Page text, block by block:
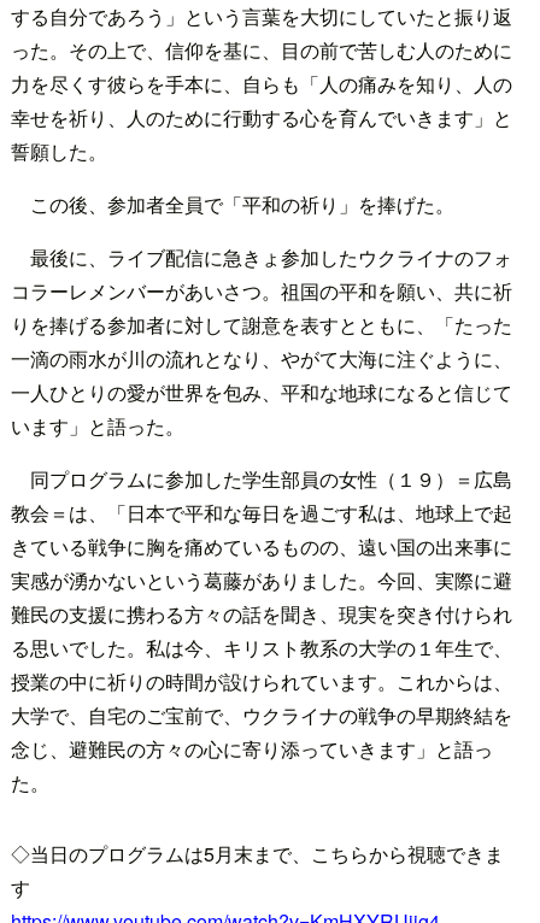
する自分であろう」という言葉を大切にしていたと振り返
った。その上で、信仰を基に、目の前で苦しむ人のために
力を尽くす彼らを手本に、自らも「人の痛みを知り、人の
幸せを祈り、人のために行動する心を育んでいきます」と
誓願した。
この後、参加者全員で「平和の祈り」を捧げた。
最後に、ライブ配信に急きょ参加したウクライナのフォ
コラーレメンバーがあいさつ。祖国の平和を願い、共に祈
りを捧げる参加者に対して謝意を表すとともに、「たった
一滴の雨水が川の流れとなり、やがて大海に注ぐように、
一人ひとりの愛が世界を包み、平和な地球になると信じて
います」と語った。
同プログラムに参加した学生部員の女性（１９）＝広島
教会＝は、「日本で平和な毎日を過ごす私は、地球上で起
きている戦争に胸を痛めているものの、遠い国の出来事に
実感が湧かないという葛藤がありました。今回、実際に避
難民の支援に携わる方々の話を聞き、現実を突き付けられ
る思いでした。私は今、キリスト教系の大学の１年生で、
授業の中に祈りの時間が設けられています。これからは、
大学で、自宅のご宝前で、ウクライナの戦争の早期終結を
念じ、避難民の方々の心に寄り添っていきます」と語っ
た。
◇当日のプログラムは5月末まで、こちらから視聴できま
す